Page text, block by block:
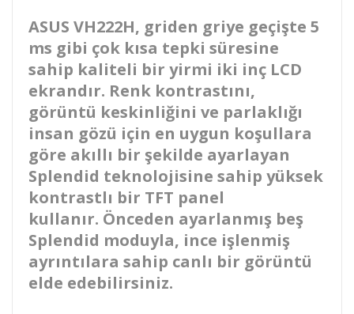
ASUS VH222H, griden griye geçişte 5
ms gibi çok kısa tepki süresine
sahip kaliteli bir yirmi iki inç LCD
ekrandır. Renk kontrastını,
görüntü keskinliğini ve parlaklığı
insan gözü için en uygun koşullara
göre akıllı bir şekilde ayarlayan
Splendid teknolojisine sahip yüksek
kontrastlı bir TFT panel
kullanır. Önceden ayarlanmış beş
Splendid moduyla, ince işlenmiş
ayrıntılara sahip canlı bir görüntü
elde edebilirsiniz.